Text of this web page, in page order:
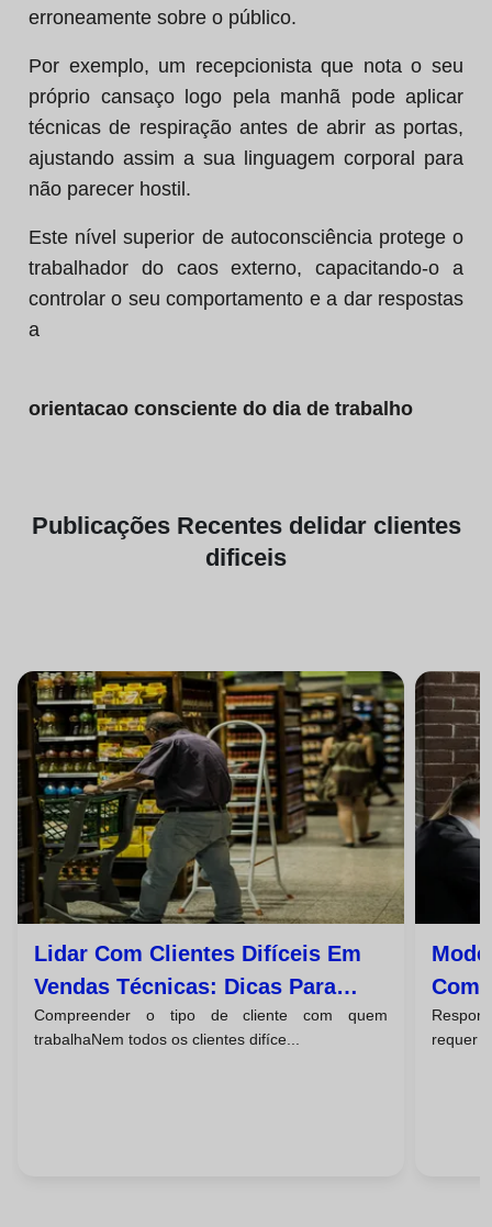
erroneamente sobre o público.
Por exemplo, um recepcionista que nota o seu
próprio cansaço logo pela manhã pode aplicar
técnicas de respiração antes de abrir as portas,
ajustando assim a sua linguagem corporal para
não parecer hostil.
Este nível superior de autoconsciência protege o
trabalhador do caos externo, capacitando-o a
controlar o seu comportamento e a dar respostas
a
orientacao consciente do dia de trabalho
Publicações Recentes delidar clientes
dificeis
Lidar Com Clientes Difíceis Em
Vendas Técnicas: Dicas Para
Fechos De Negócio Bem-
Sucedidos
Compreender o tipo de cliente com quem
trabalhaNem todos os clientes difíce...
Com
requer